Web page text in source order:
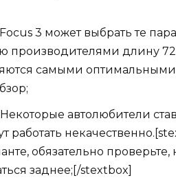
3 может выбрать те
производителями длину
самыми
автолюбители
работать
обязательно
заднее;[/stextbox]